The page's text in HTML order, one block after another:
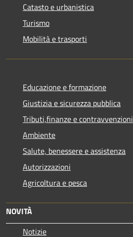
Catasto e urbanistica
Turismo
Mobilità e trasporti
Educazione e formazione
Giustizia e sicurezza pubblica
Tributi,finanze e contravvenzioni
Ambiente
Salute, benessere e assistenza
Autorizzazioni
Agricoltura e pesca
NOVITÀ
Notizie